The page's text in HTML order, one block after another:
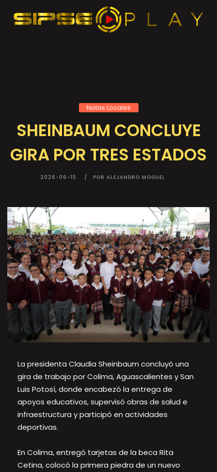
Notas Locales
SHEINBAUM CONCLUYE
GIRA POR TRES ESTADOS
2026-06-15 POR ALEJANDRO MOGUEL
La presidenta Claudia Sheinbaum concluyó una
gira de trabajo por Colima, Aguascalientes y San
Luis Potosí, donde encabezó la entrega de
apoyos educativos, supervisó obras de salud e
infraestructura y participó en actividades
deportivas.
En Colima, entregó tarjetas de la beca Rita
Cetina, colocó la primera piedra de un nuevo